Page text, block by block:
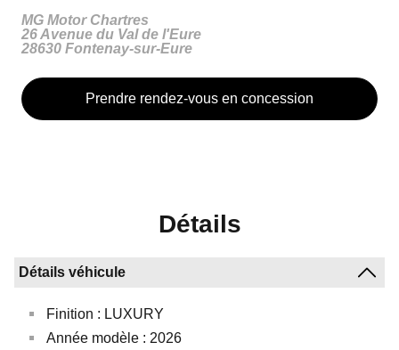
MG Motor Chartres
26 Avenue du Val de l'Eure
28630 Fontenay-sur-Eure
Prendre rendez-vous en concession
Détails
Finition : LUXURY
Année modèle : 2026